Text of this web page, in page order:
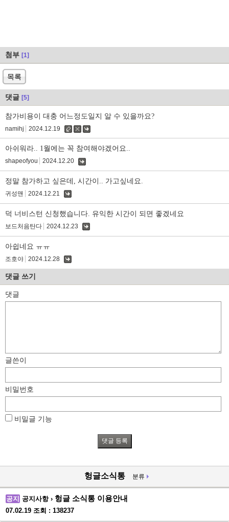
첨부 [1]
목록
댓글 [5]
참가비용이 대충 어느정도일지 알 수 있을까요?
namihj 2024.12.19
수
삭
제
글
아쉬워라.. 1월에는 꼭 참여해야겠어요..
shapeofyou 2024.12.20
정말 참가하고 싶은데, 시간이.. 가고싶네요.
귀성맨 2024.12.21
덕 너비스턴 신청했습니다. 유익한 시간이 되면 좋겠네요
보드처음탄다 2024.12.23
아쉽네요 ㅠㅠ
조호야 2024.12.28
댓글 쓰기
댓글
글쓴이
비밀번호
비밀글 기능
헝글소식통 분류
공지 공지사항 › 헝글 소식통 이용안내
07.02.19 조회 : 138237